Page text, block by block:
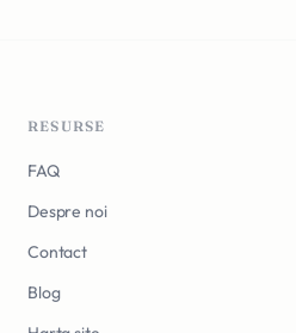
RESURSE
FAQ
Despre noi
Contact
Blog